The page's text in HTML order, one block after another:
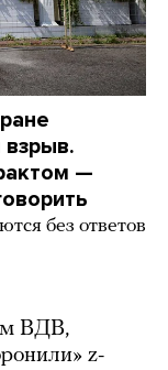
—
без ответов
ВДВ,
z-